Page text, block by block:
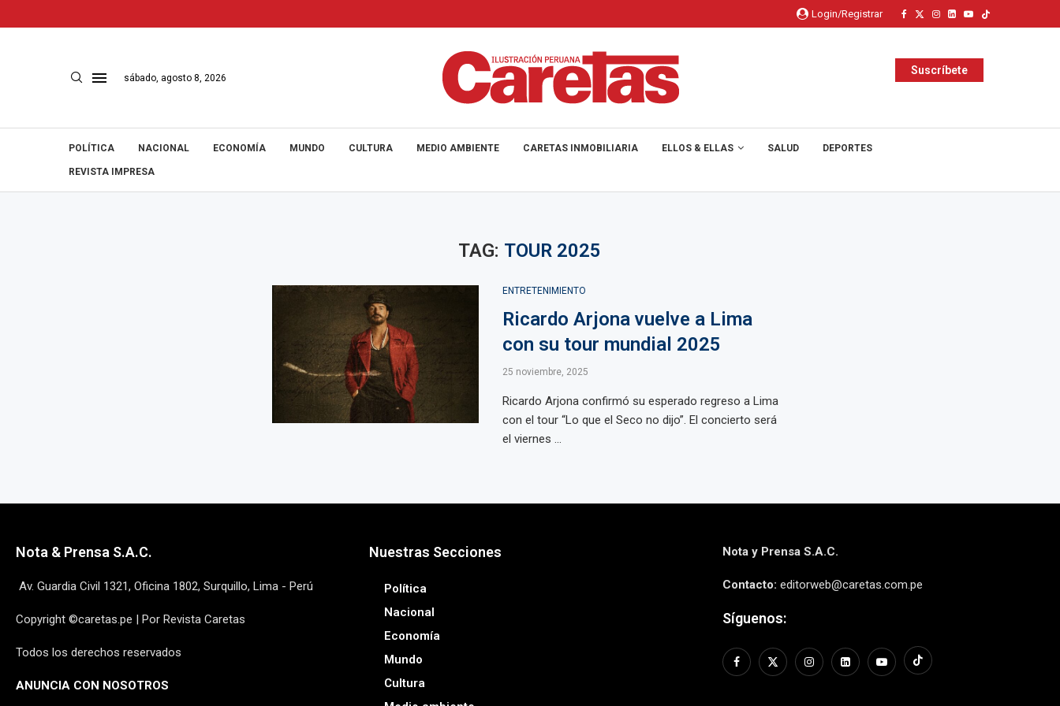
Login/Registrar
sábado, agosto 8, 2026
Suscríbete
POLÍTICA NACIONAL ECONOMÍA MUNDO CULTURA MEDIO AMBIENTE CARETAS INMOBILIARIA ELLOS & ELLAS SALUD DEPORTES
REVISTA IMPRESA
TAG: TOUR 2025
ENTRETENIMIENTO
Ricardo Arjona vuelve a Lima
con su tour mundial 2025
25 noviembre, 2025
Ricardo Arjona confirmó su esperado regreso a Lima
con el tour “Lo que el Seco no dijo”. El concierto será
el viernes ...
Nota & Prensa S.A.C.
Av. Guardia Civil 1321, Oficina 1802, Surquillo, Lima - Perú
Copyright ©caretas.pe | Por Revista Caretas
Todos los derechos reservados
ANUNCIA CON NOSOTROS
Nuestras Secciones
Política
Nacional
Economía
Mundo
Cultura
Nota y Prensa S.A.C.
Contacto: editorweb@caretas.com.pe
Síguenos: